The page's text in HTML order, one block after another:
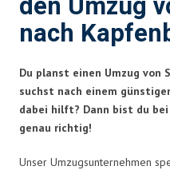
nach
Du planst einen Umzug von
suchst nach einem
dabei hilft? Dann bist du
genau richtig!
Unser Umzugsunternehmen